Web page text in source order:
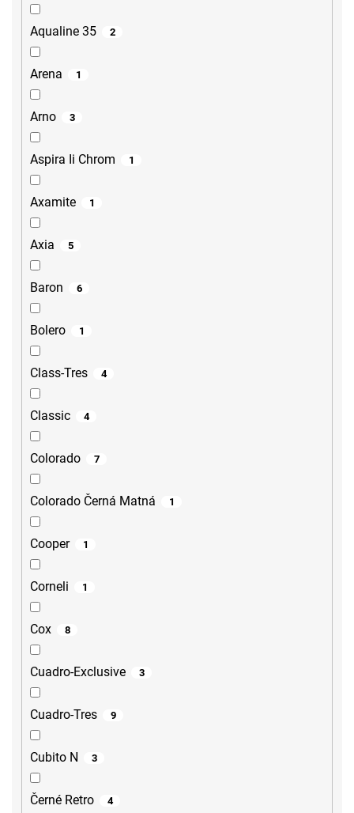
Aqualine 35 2
Arena 1
Arno 3
Aspira Ii Chrom 1
Axamite 1
Axia 5
Baron 6
Bolero 1
Class-Tres 4
Classic 4
Colorado 7
Colorado Černá Matná 1
Cooper 1
Corneli 1
Cox 8
Cuadro-Exclusive 3
Cuadro-Tres 9
Cubito N 3
Černé Retro 4